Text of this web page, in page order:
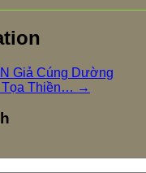
Giả Cúng Dường
Thiền… →